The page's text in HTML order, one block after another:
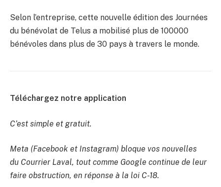
Selon l’entreprise, cette nouvelle édition des Journées
du bénévolat de Telus a mobilisé plus de 100000
bénévoles dans plus de 30 pays à travers le monde.
Téléchargez notre application
C’est simple et gratuit.
Meta (Facebook et Instagram) bloque vos nouvelles
du Courrier Laval, tout comme Google continue de leur
faire obstruction, en réponse à la loi C-18.